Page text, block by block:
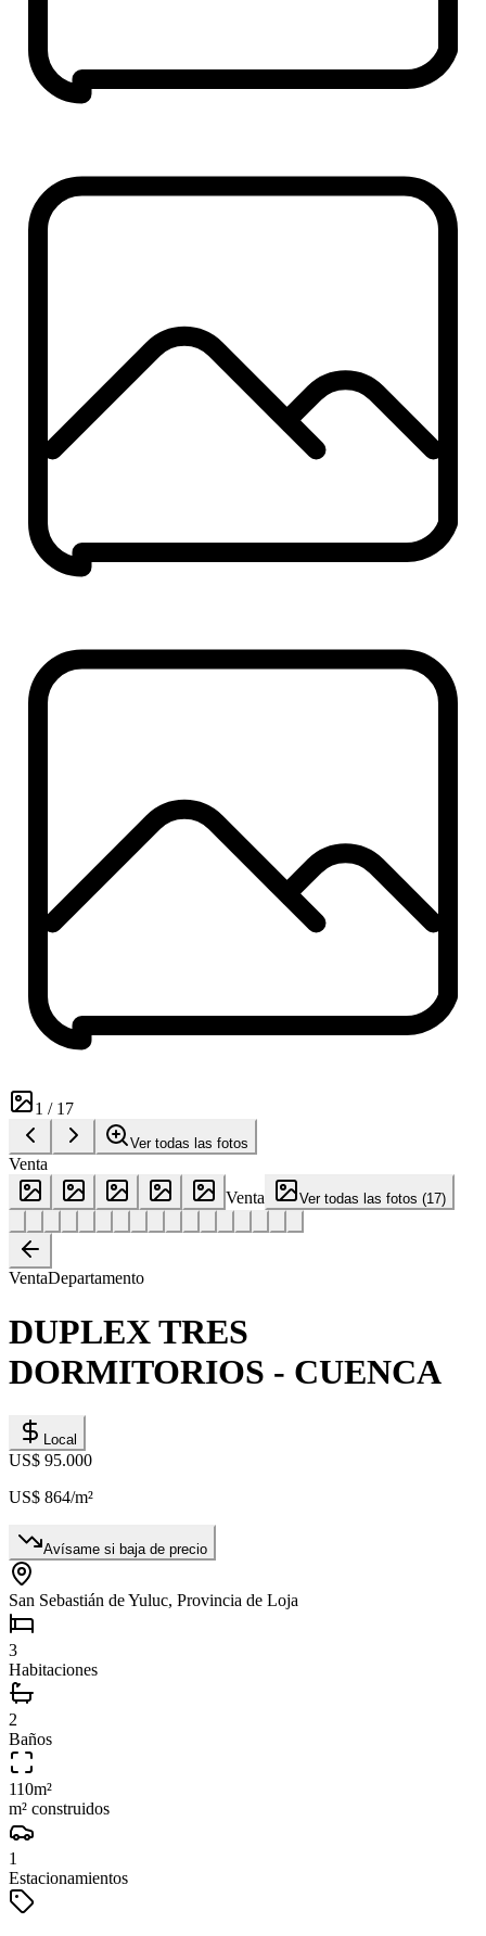
1 / 17
Ver todas las fotos
Venta
Venta
Ver todas las fotos (17)
VentaDepartamento
DUPLEX TRES
DORMITORIOS - CUENCA
Local
US$ 95.000
US$ 864/m²
Avísame si baja de precio
San Sebastián de Yuluc, Provincia de Loja
3
Habitaciones
2
Baños
110m²
m² construidos
1
Estacionamientos